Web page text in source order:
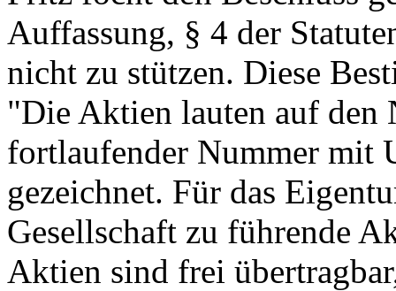
Auffassung, § 4 der
nicht zu stützen. Diese
"Die Aktien lauten auf den
fortlaufender Nummer mit
gezeichnet. Für das
Gesellschaft zu führende
Aktien sind frei